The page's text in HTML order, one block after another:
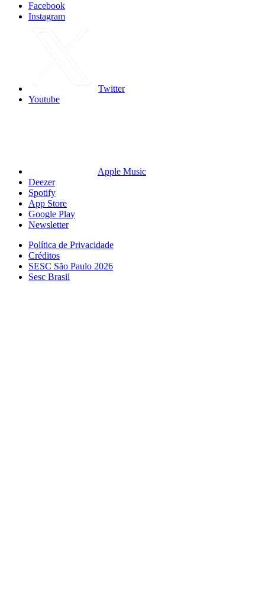
Facebook
Instagram
Twitter
Youtube
Apple Music
Deezer
Spotify
App Store
Google Play
Newsletter
Política de Privacidade
Créditos
SESC São Paulo 2026
Sesc Brasil